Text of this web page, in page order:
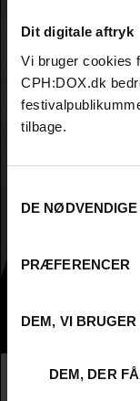
Dit digitale aftryk
Vi bruger cookies
CPH:DOX.dk
tilbage.
DE NØDVENDIGE
PRÆFERENCER
DEM, VI
DEM, DER
Nationalitet